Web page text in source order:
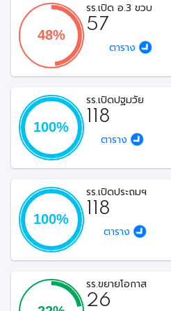
รร.เปิด อ.3 ขวบ
57
ตาราง
รร.เปิดปฐมวัย
118
ตาราง
รร.เปิดประถมฯ
118
ตาราง
รร.ขยายโอกาส
26